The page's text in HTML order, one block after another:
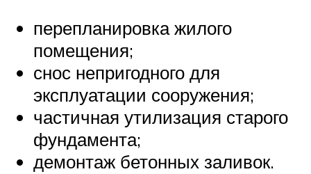
перепланировка жилого
помещения;
снос непригодного для
эксплуатации сооружения;
частичная утилизация старого
фундамента;
демонтаж бетонных заливок.